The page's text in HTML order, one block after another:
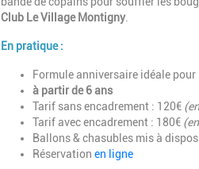
Club Le Village Montigny.
En pratique :
Formule anniversaire idéale
à partir de 6 ans
Tarif sans encadrement : 120€
Tarif avec encadrement : 180€
Ballons & chasubles mis à
Réservation en ligne